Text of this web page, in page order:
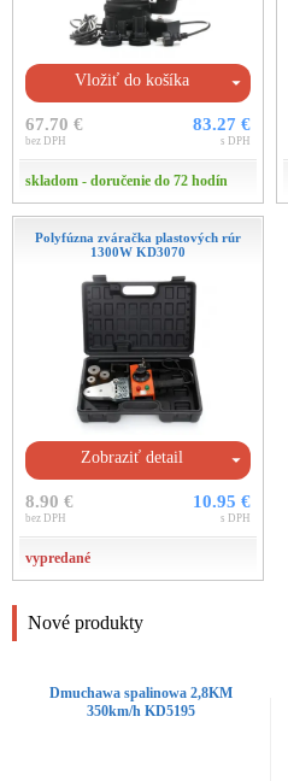
Vložiť do košíka
67.70 €
bez DPH
83.27 €
s DPH
skladom - doručenie do 72 hodín
Polyfúzna zváračka plastových rúr
1300W KD3070
Zobraziť detail
8.90 €
bez DPH
10.95 €
s DPH
vypredané
Nové produkty
Dmuchawa spalinowa 2,8KM
350km/h KD5195